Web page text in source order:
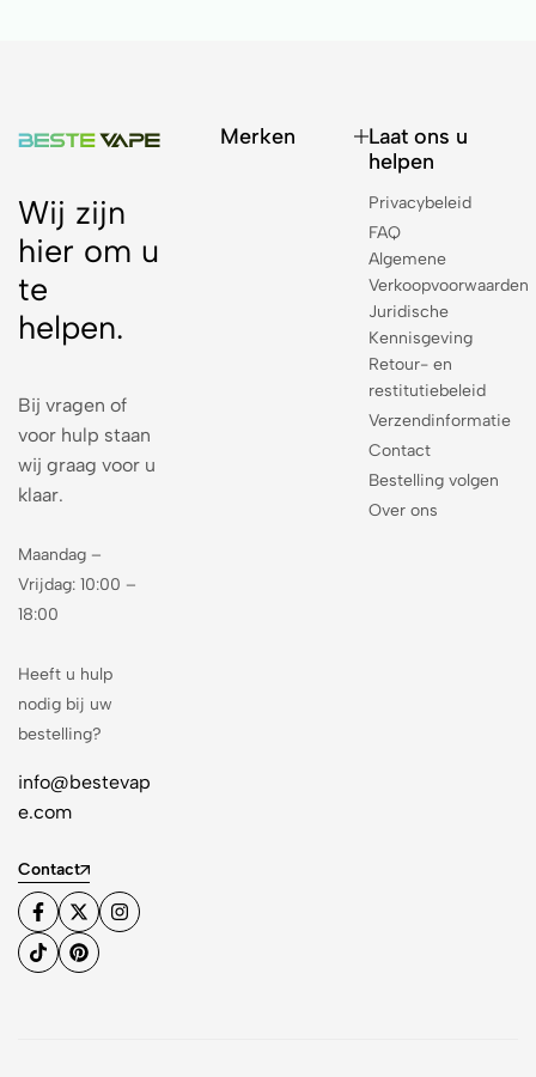
Wij zijn
hier om u
te
helpen.
Bij vragen of
voor hulp staan
wij graag voor u
klaar.
Maandag –
Vrijdag: 10:00 –
18:00
Heeft u hulp
nodig bij uw
bestelling?
info@bestevap
e.com
Contact
Merken
Laat ons u
helpen
Privacybeleid
FAQ
Algemene
Verkoopvoorwaarden
Juridische
Kennisgeving
Retour- en
restitutiebeleid
Verzendinformatie
Contact
Bestelling volgen
Over ons